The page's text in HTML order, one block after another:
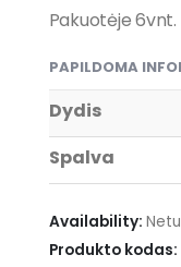
Pakuotėje 6vnt.
PAPILDOMA
Dydis
Spalva
Availability:
Produkto kodas: